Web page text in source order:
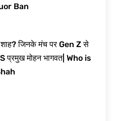
Modi का असली एजेंडा
Ban
जिनके मंच पर Gen Z से
प्रमुख मोहन भागवत| Who is